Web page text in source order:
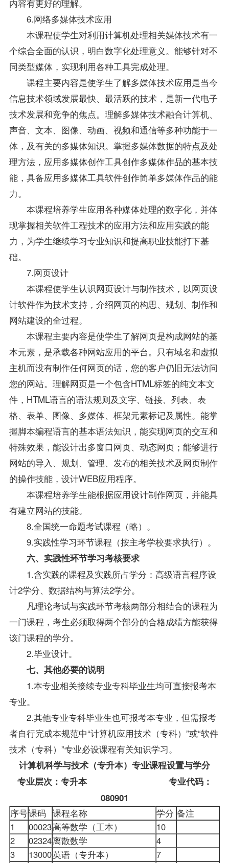
内容有更好的理解。
6.网络多媒体技术应用
本课程使学生对利用计算机处理相关媒体技术有一
个综合全面的认识，明白数字化处理意义。能够针对不
同类型媒体，实现利用各种工具完成处理。
课程主要内容是使学生了解多媒体技术应用是当今
信息技术领域发展最快、最活跃的技术，是新一代电子
技术发展和竞争的焦点。理解多媒体技术融合计算机、
声音、文本、图像、动画、视频和通信等多种功能于一
体，及有关的多媒体知识。掌握多媒体数据的特点及处
理方法，应用多媒体创作工具创作多媒体作品的基本技
能，具备应用多媒体工具软件创作简单多媒体作品的能
力。
本课程培养学生应用各种媒体处理的数字化，并体
现掌握相关软件工程技术的应用方法和应用实践的能
力，为学生继续学习专业知识和提高职业技能打下基
础。
7.网页设计
本课程使学生认识网页设计与制作技术，以网页设
计软件作为技术支持，介绍网页的构思、规划、制作和
网站建设的全过程。
本课程主要内容是使学生了解网页是构成网站的基
本元素，是承载各种网站应用的平台。只有域名和虚拟
主机而没有制作任何网页的话，您的客户仍旧无法访问
您的网站。理解网页是一个包含HTML标签的纯文本文
件，HTML语言的语法规则及文字、链接、列表、表
格、表单、图像、多媒体、框架元素标记及属性。能掌
握脚本编程语言的基本语法知识，能实现网页的交互和
特殊效果，能设计出多窗口网页、动态网页；能够进行
网站的导入、规划、管理、发布的相关技术及网页制作
的操作技能，设计WEB应用程序。
本课程培养学生能根据应用设计制作网页，并能具
有建立网站的技能。
8.全国统一命题考试课程（略）。
9.实践性学习环节课程（按主考学校要求执行）。
六、实践性环节学习考核要求
1.含实践的课程及实践所占学分：高级语言程序设
计2学分、数据结构与算法2学分。
凡理论考试与实践环节考核两部分相结合的课程为
一门课程，考生必须取得两个部分的合格成绩方能获得
该门课程的学分。
2.毕业设计。
七、其他必要的说明
1.本专业相关接续专业专科毕业生均可直接报考本
专业。
2.其他专业专科毕业生也可报考本专业，但需报考
者自行完成本规范中“计算机应用技术（专科）”或“软件
技术（专科）”专业必设课程有关知识学习。
计算机科学与技术（专升本）专业课程设置与学分
专业层次：专升本 专业代码：
080901
序号课码 课程名称 学分 备注
1
00023高等数学（工本）
10
2
02324离散数学
4
3
13000英语（专升本）
7